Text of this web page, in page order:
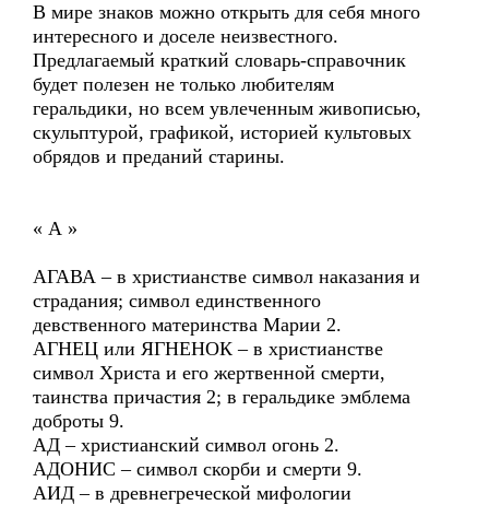
В мире знаков можно открыть для себя много
интересного и доселе неизвестного.
Предлагаемый краткий словарь-справочник
будет полезен не только любителям
геральдики, но всем увлеченным живописью,
скульптурой, графикой, историей культовых
обрядов и преданий старины.
« А »
АГАВА – в христианстве символ наказания и
страдания; символ единственного
девственного материнства Марии 2.
АГНЕЦ или ЯГНЕНОК – в христианстве
символ Христа и его жертвенной смерти,
таинства причастия 2; в геральдике эмблема
доброты 9.
АД – христианский символ огонь 2.
АДОНИС – символ скорби и смерти 9.
АИД – в древнегреческой мифологии